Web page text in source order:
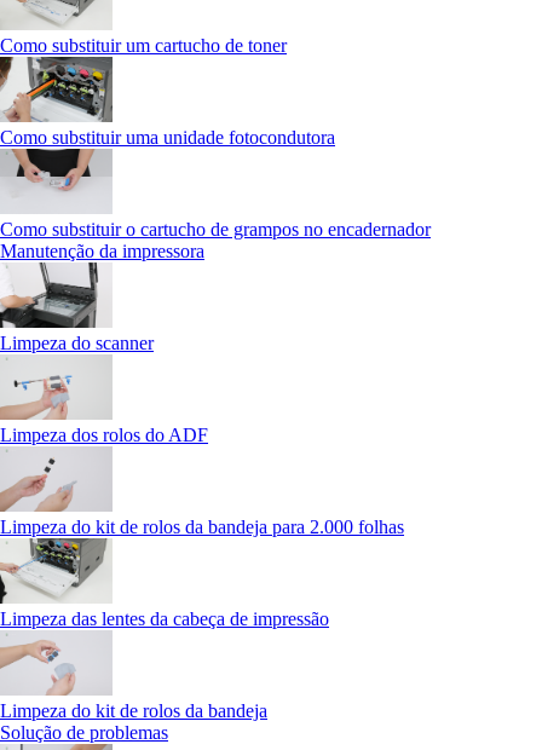
Como substituir um cartucho de toner
Como substituir uma unidade fotocondutora
Como substituir o cartucho de grampos no encadernador
Manutenção da impressora
Limpeza do scanner
Limpeza dos rolos do ADF
Limpeza do kit de rolos da bandeja para 2.000 folhas
Limpeza das lentes da cabeça de impressão
Limpeza do kit de rolos da bandeja
Solução de problemas